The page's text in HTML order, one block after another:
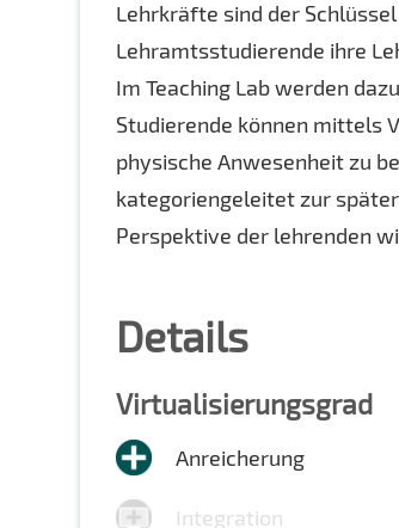
Lehrkräfte sind der
Lehramtsstudierende ihre
Im Teaching Lab werden
Studierende können mittels
physische Anwesenheit zu
kategoriengeleitet zur
Perspektive der lehrenden
Details
Virtualisierungsgrad
Anreicherung
Integration